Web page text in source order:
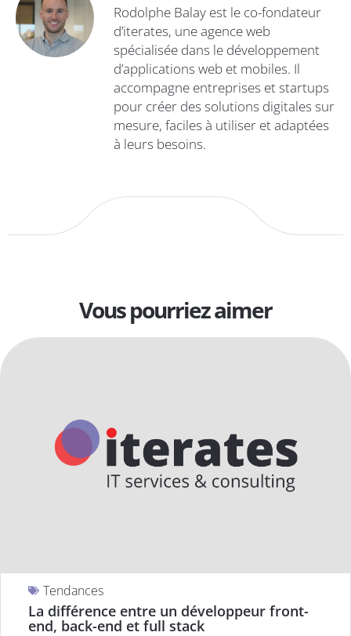
Rodolphe Balay est le co-fondateur
d’iterates, une agence web
spécialisée dans le développement
d’applications web et mobiles. Il
accompagne entreprises et startups
pour créer des solutions digitales sur
mesure, faciles à utiliser et adaptées
à leurs besoins.
Vous pourriez aimer
Tendances
La différence entre un développeur front-
end, back-end et full stack